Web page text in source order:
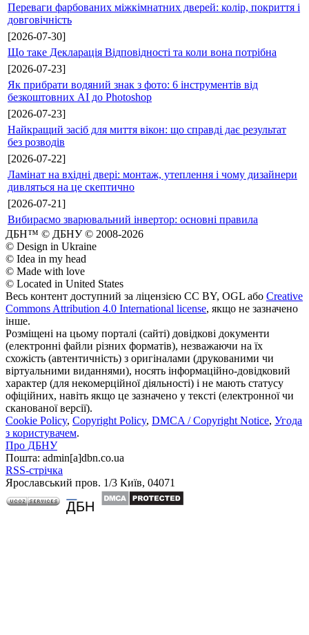
Переваги фарбованих міжкімнатних дверей: колір, покриття і
довговічність
[2026-07-30]
Що таке Декларація Відповідності та коли вона потрібна
[2026-07-23]
Як прибрати водяний знак з фото: 6 інструментів від
безкоштовних AI до Photoshop
[2026-07-23]
Найкращий засіб для миття вікон: що справді дає результат
без розводів
[2026-07-22]
Ламінат на вхідні двері: монтаж, утеплення і чому дизайнери
дивляться на це скептично
[2026-07-21]
Вибираємо зварювальний інвертор: основні правила
ДБН™ © ДБНУ © 2008-2026
© Design in Ukraine
© Idea in my head
© Made with love
© Located in United States
Весь контент доступний за ліцензією CC BY, OGL або Creative
Commons Attribution 4.0 International license, якщо не зазначено
інше.
Розміщені на цьому порталі (сайті) довідкові документи
(електронні файли різних форматів), незважаючи на їх
схожість (автентичність) з оригіналами (друкованими чи
віртуальними виданнями), носять інформаційно-довідковий
характер (для некомерційної діяльності) і не мають статусу
офіційних, навіть якщо це зазначено у тексті (електронної чи
сканованої версії).
Cookie Policy, Copyright Policy, DMCA / Copyright Notice, Угода
з користувачем.
Про ДБНУ
Пошта: admin[а]dbn.co.ua
RSS-стрічка
Ярославський пров. 1/3 Київ, 04071